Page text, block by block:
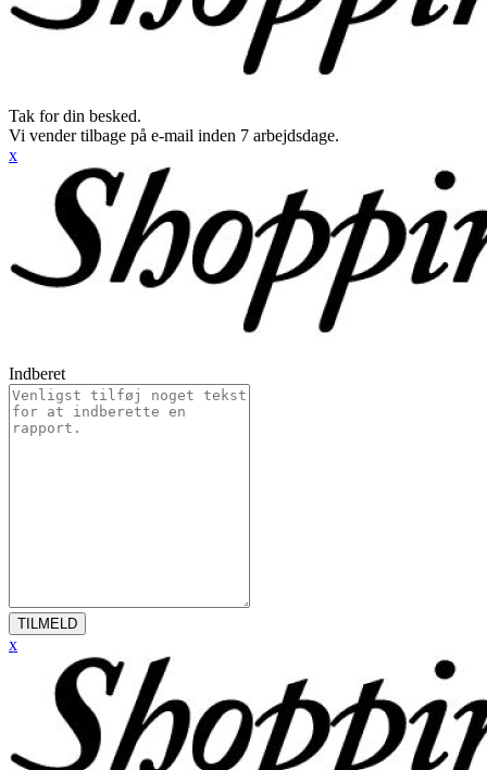
Tak for din besked.
Vi vender tilbage på e-mail inden 7 arbejdsdage.
x
Indberet
TILMELD
x